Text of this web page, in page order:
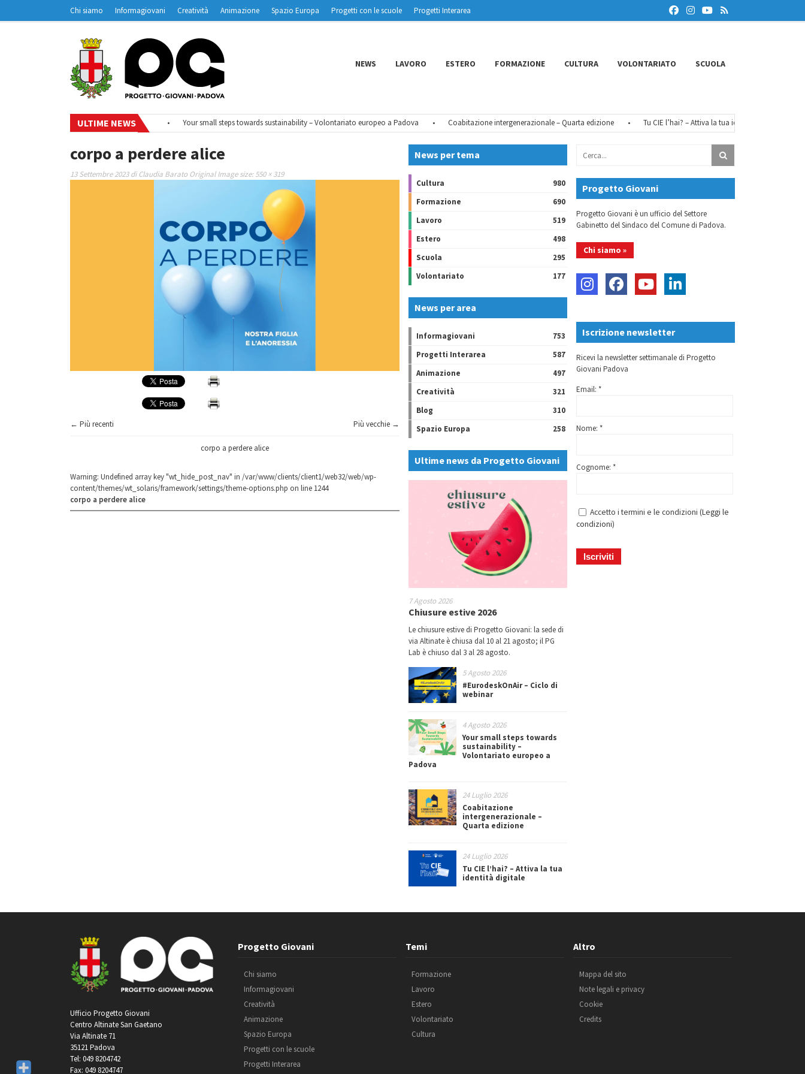
Chi siamo Informagiovani Creatività Animazione Spazio Europa Progetti con le scuole
Progetti Interarea
Contatti
Padovanet
NEWS LAVORO ESTERO FORMAZIONE CULTURA VOLONTARIATO SCUOLA
ULTIME NEWS
#EurodeskOnAir – Ciclo di webinar Your small steps towards sustainability – Volontariato europeo a Padova Coabitazione intergenerazionale – Quarta edizione Tu CIE l’hai? – Attiva la tua identità digitale
corpo a perdere alice
13 Settembre 2023 diClaudia Barato Original Image size:550 × 319
← Più recenti Più vecchie →
corpo a perdere alice
Warning: Undefined array key "wt_hide_post_nav" in /var/www/clients/client1/web32/web/wp-
content/themes/wt_solaris/framework/settings/theme-options.php on line 1244
corpo a perdere alice
News per tema
Cultura
980
Formazione
690
Lavoro
519
Estero
498
Scuola
295
Volontariato
177
News per area
Informagiovani
753
Progetti Interarea
587
Animazione
497
Creatività
321
Blog
310
Spazio Europa
258
Ultime news da Progetto Giovani
7 Agosto 2026
Chiusure estive 2026
Le chiusure estive di Progetto Giovani: la sede di
via Altinate è chiusa dal 10 al 21 agosto; il PG
Lab è chiuso dal 3 al 28 agosto.
5 Agosto 2026
#EurodeskOnAir – Ciclo di
webinar
4 Agosto 2026
Your small steps towards
sustainability –
Volontariato europeo a
Padova
24 Luglio 2026
Coabitazione
intergenerazionale –
Quarta edizione
24 Luglio 2026
Tu CIE l’hai? – Attiva la tua
identità digitale
Progetto Giovani
Progetto Giovani è un ufficio del Settore
Gabinetto del Sindaco del Comune di Padova.
Chi siamo »
Iscrizione newsletter
Ricevi la newsletter settimanale di Progetto
Giovani Padova
Email: *
Nome: *
Cognome: *
Accetto i termini e le condizioni (Leggi le
condizioni)
Ufficio Progetto Giovani
Centro Altinate San Gaetano
Via Altinate 71
35121 Padova
Tel: 049 8204742
Fax: 049 8204747
Progetto Giovani
Chi siamo
Informagiovani
Creatività
Animazione
Spazio Europa
Progetti con le scuole
Progetti Interarea
Temi
Formazione
Lavoro
Estero
Volontariato
Cultura
Altro
Mappa del sito
Note legali e privacy
Cookie
Credits